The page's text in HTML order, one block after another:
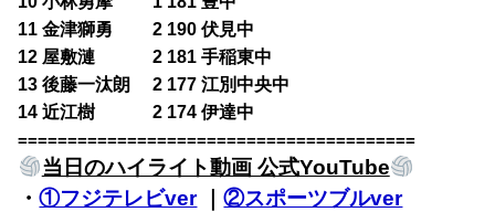
11 金津獅勇 2 190 伏見中
12 屋敷漣 2 181 手稲東中
13 後藤一汰朗 2 177 江別中央中
14 近江樹 2 174 伊達中
========================================
当日のハイライト動画 公式YouTube
・①フジテレビver｜②スポーツブルver